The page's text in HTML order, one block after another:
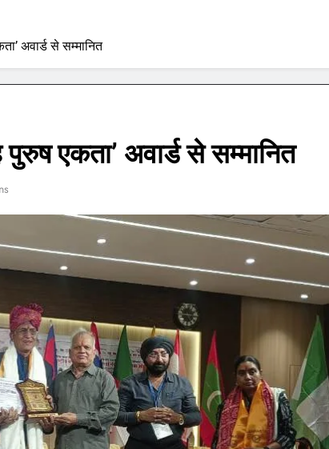
अवार्ड से सम्मानित
एकता’ अवार्ड से सम्मानित